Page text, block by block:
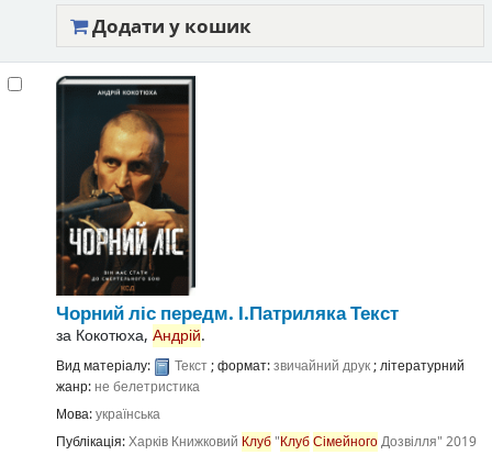
Додати у кошик
Чорний ліс передм. І.ПатрилякаТекст
за Кокотюха, Андрій.
Вид матеріалу: Текст; формат:звичайний друк; літературний
жанр:не белетристика
Мова:українська
Публікація:Харків Книжковий Клуб"КлубСімейногоДозвілля" 2019